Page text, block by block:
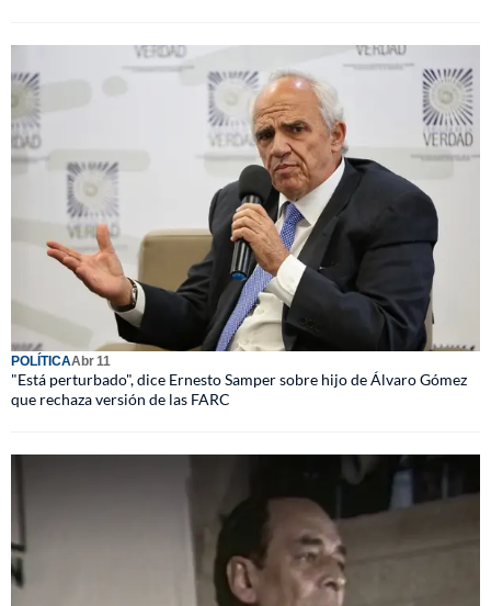
POLÍTICAAbr 11
"Está perturbado", dice Ernesto Samper sobre hijo de Álvaro Gómez
que rechaza versión de las FARC